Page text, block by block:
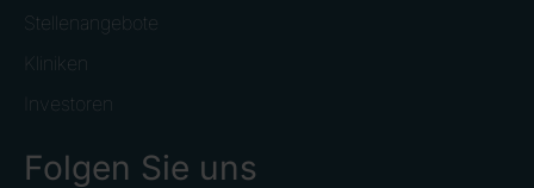
Stellenangebote
Kliniken
Investoren
Folgen Sie uns